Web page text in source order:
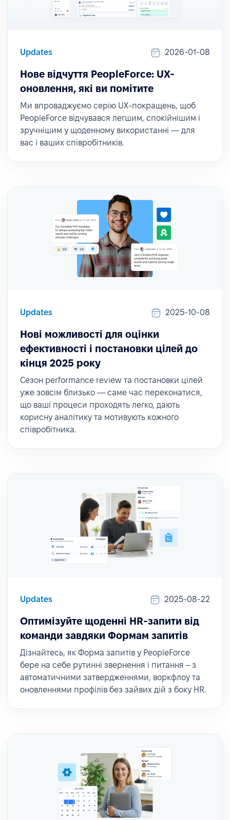
Updates 2026-01-08
Нове відчуття PeopleForce: UX-
оновлення, які ви помітите
Ми впроваджуємо серію UX-покращень, щоб
PeopleForce відчувався легшим, спокійнішим і
зручнішим у щоденному використанні — для
вас і ваших співробітників.
Updates 2025-10-08
Нові можливості для оцінки
ефективності і постановки цілей до
кінця 2025 року
Сезон performance review та постановки цілей
уже зовсім близько — саме час переконатися,
що ваші процеси проходять легко, дають
корисну аналітику та мотивують кожного
співробітника.
Updates 2025-08-22
Оптимізуйте щоденні HR-запити від
команди завдяки Формам запитів
Дізнайтесь, як Форма запитів у PeopleForce
бере на себе рутинні звернення і питання – з
автоматичними затвердженнями, воркфлоу та
оновленнями профілів без зайвих дій з боку HR.